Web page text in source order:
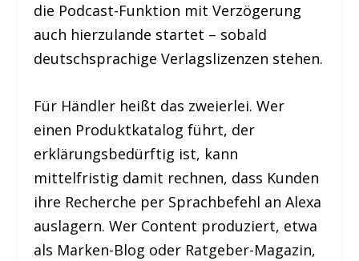
die Podcast-Funktion mit Verzögerung
auch hierzulande startet – sobald
deutschsprachige Verlagslizenzen stehen.
Für Händler heißt das zweierlei. Wer
einen Produktkatalog führt, der
erklärungsbedürftig ist, kann
mittelfristig damit rechnen, dass Kunden
ihre Recherche per Sprachbefehl an Alexa
auslagern. Wer Content produziert, etwa
als Marken-Blog oder Ratgeber-Magazin,